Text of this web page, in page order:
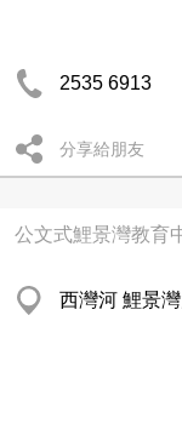
2535 6913
分享給朋友
公文式鯉景灣教育
西灣河 鯉景